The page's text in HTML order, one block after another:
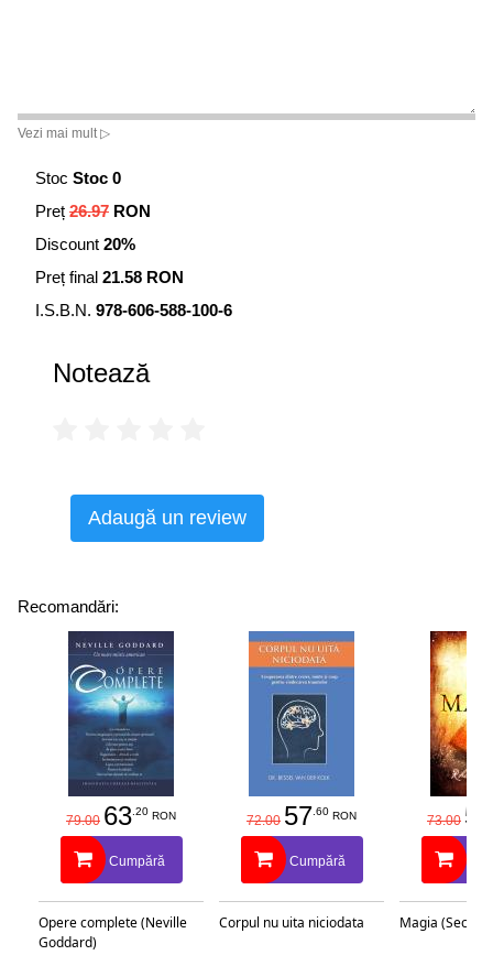
Vezi mai mult ▷
Stoc Stoc 0
Preț 26.97 RON
Discount 20%
Preț final 21.58 RON
I.S.B.N. 978-606-588-100-6
Notează
Adaugă un review
Recomandări:
79.00 63.20 RON
Cumpără
Opere complete (Neville
Goddard)
72.00 57.60 RON
Cumpără
Corpul nu uita niciodata
73.00 58
Magia